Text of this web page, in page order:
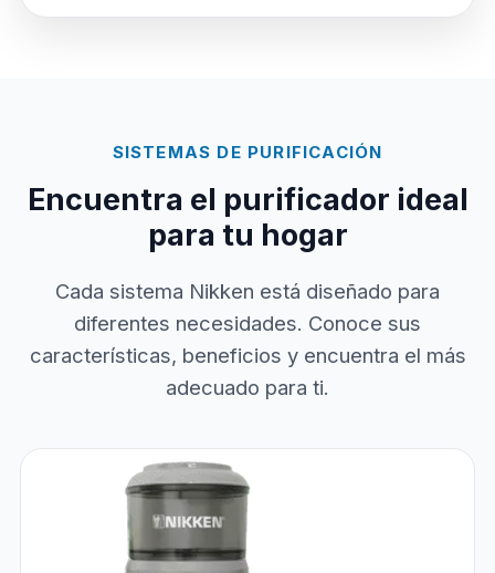
SISTEMAS DE PURIFICACIÓN
Encuentra el purificador ideal
para tu hogar
Cada sistema Nikken está diseñado para
diferentes necesidades. Conoce sus
características, beneficios y encuentra el más
adecuado para ti.